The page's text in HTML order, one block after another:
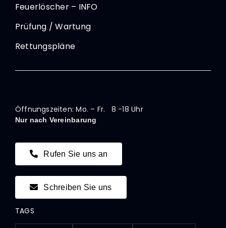
Feuerlöscher – INFO
Prüfung / Wartung
Rettungspläne
Öffnungszeiten: Mo. – Fr. 8 -18 Uhr
Nur nach Vereinbarung
Rufen Sie uns an
Schreiben Sie uns
TAGS